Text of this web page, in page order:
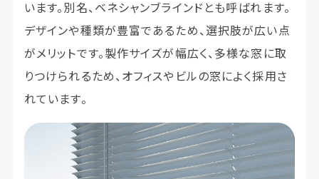
います。別名、ベネシャンブラインドとも呼ばれます。
デザインや種類が豊富であるため、選択肢が広い点
がメリットです。製作サイズが幅広く、多様な窓に取
りつけられるため、オフィスやビルの窓によく採用さ
れています。